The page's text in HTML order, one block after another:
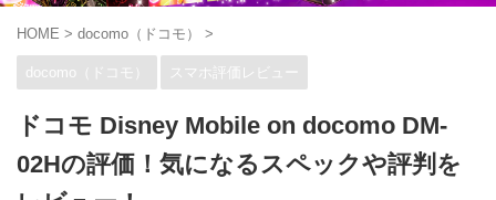
HOME > docomo（ドコモ） >
docomo（ドコモ） スマホ評価レビュー
ドコモ Disney Mobile on docomo DM-
02Hの評価！気になるスペックや評判を